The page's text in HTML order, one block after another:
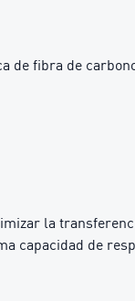
de fibra de
la
capacidad de